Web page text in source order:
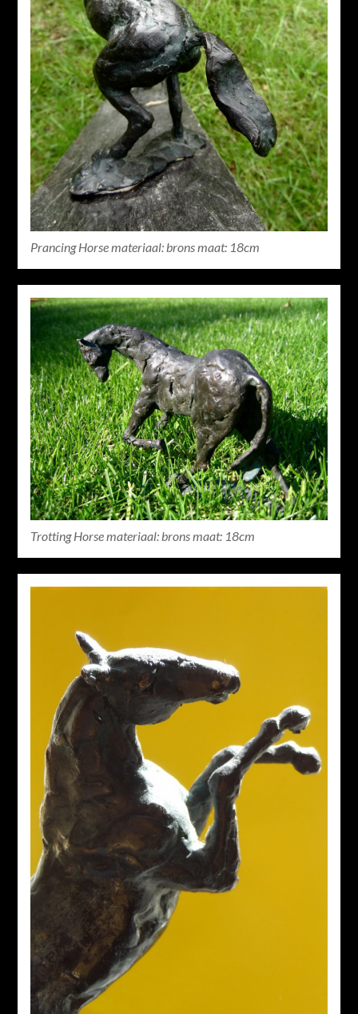
Prancing Horse materiaal: brons maat: 18cm
Trotting Horse materiaal: brons maat: 18cm